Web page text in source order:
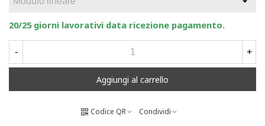
20/25 giorni lavorativi data ricezione pagamento.
- +
Aggiungi al carrello
Codice QR Condividi